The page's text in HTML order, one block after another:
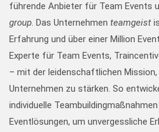
führende Anbieter für Team Events
group. Das Unternehmen teamgeist
Erfahrung und über einer Million
Experte für Team Events,
– mit der leidenschaftlichen
Unternehmen zu stärken. So
individuelle
Eventlösungen, um unvergessliche